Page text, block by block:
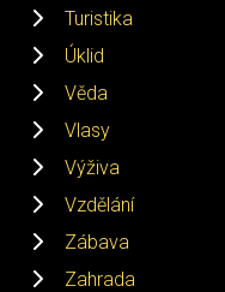
Turistika
Úklid
Věda
Vlasy
Výživa
Vzdělání
Zábava
Zahrada